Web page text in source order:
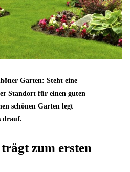
Garten: Steht eine
Standort für einen guten
schönen Garten legt
drauf.
zum ersten